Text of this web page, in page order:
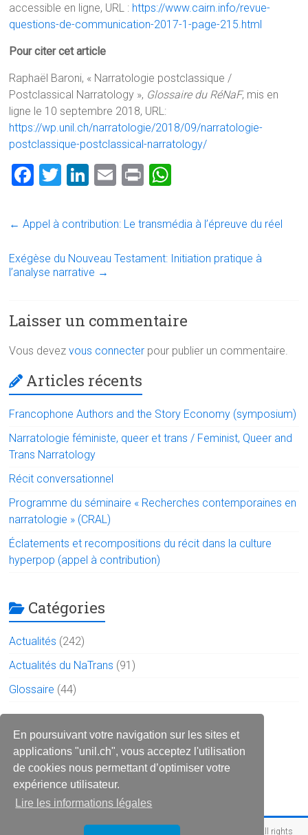
En poursuivant votre navigation sur les sites et
applications "unil.ch", vous acceptez l'utilisation
de cookies nous permettant d’optimiser votre
expérience utilisateur.
Lire les informations légales
accessible en ligne, URL : https://www.cairn.info/revue-
questions-de-communication-2017-1-page-215.html
Pour citer cet article
Raphaël Baroni, « Narratologie postclassique /
Postclassical Narratology », Glossaire du RéNaF, mis en
ligne le 10 septembre 2018, URL:
https://wp.unil.ch/narratologie/2018/09/narratologie-
postclassique-postclassical-narratology/
F
ce
o
ok
T
tt
Li
e
n
E
ai
Pr
t
at
A
← Appel à contribution: Le transmédia à l’épreuve du réel
Exégèse du Nouveau Testament: Initiation pratique à
l’analyse narrative →
Laisser un commentaire
Vous devezvous connecter pour publier un commentaire.
Articles récents
Francophone Authors and the Story Economy (symposium)
Narratologie féministe, queer et trans / Feminist, Queer and
Trans Narratology
Récit conversationnel
Programme du séminaire « Recherches contemporaines en
narratologie » (CRAL)
Éclatements et recompositions du récit dans la culture
hyperpop (appel à contribution)
Catégories
Actualités (242)
Actualités du NaTrans (91)
Glossaire (44)
Le réseau sur les réseaux
. All rights